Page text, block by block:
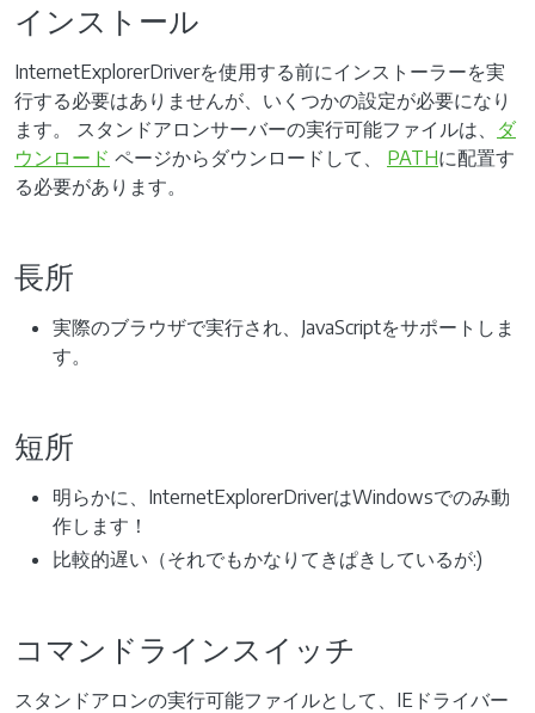
インストール
InternetExplorerDriverを使用する前にインストーラーを実
行する必要はありませんが、いくつかの設定が必要になり
ます。 スタンドアロンサーバーの実行可能ファイルは、 ダ
ウンロード ページからダウンロードして、 PATHに配置す
る必要があります。
長所
実際のブラウザで実行され、JavaScriptをサポートしま
す。
短所
明らかに、InternetExplorerDriverはWindowsでのみ動
作します！
比較的遅い（それでもかなりてきぱきしているが:)
コマンドラインスイッチ
スタンドアロンの実行可能ファイルとして、IEドライバー